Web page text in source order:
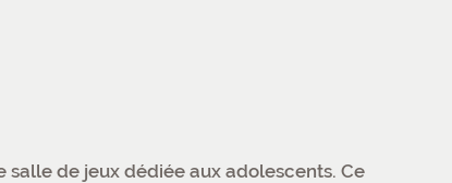
de jeux dédiée aux adolescents. Ce